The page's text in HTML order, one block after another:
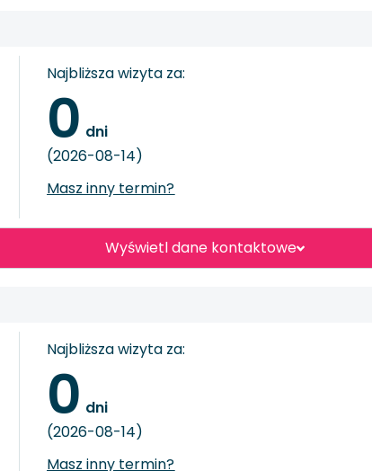
Wyświetl dane kontaktowe
Najbliższa wizyta za:
0 dni
(2026-08-14)
Masz inny termin?
Najbliższa wizyta za:
0 dni
(2026-08-14)
Masz inny termin?